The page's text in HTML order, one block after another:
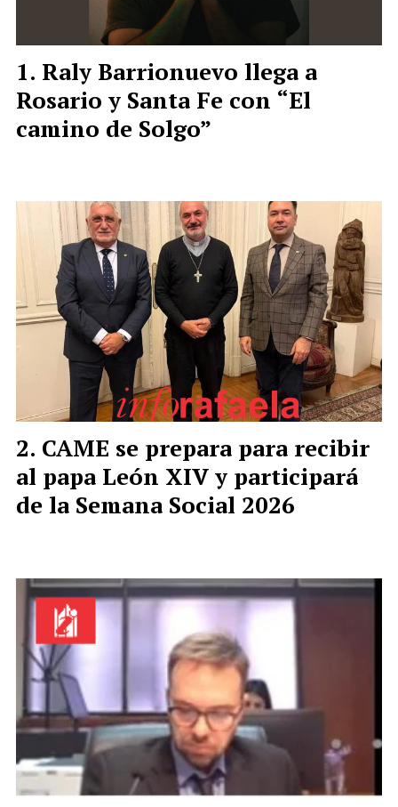
Raly Barrionuevo llega a
Rosario y Santa Fe con “El
camino de Solgo”
CAME se prepara para recibir
al papa León XIV y participará
de la Semana Social 2026